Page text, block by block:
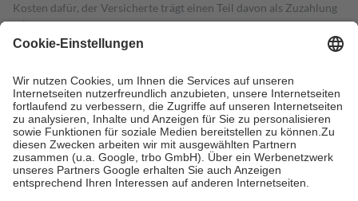
Kosten dafür, der Versicherte trägt einen Teil davon als Zuzahlung
mit.
Grundsätzlich leisten Mitglieder Zuzahlungen in Höhe von zehn
höchstens zehn Euro.
Es sind jedoch nie mehr als die tatsächlichen
Kosten der Leistung zu entrichten.
Diese Regeln gelten grundsätzlich auch für Online-Apotheken.
Bei Heilmitteln und häuslicher Krankenpflege beträgt die
Zuzahlung zehn Prozent der Kosten sowie zehn Euro je
Verordnung.
Um das Engagement der Versicherten für ihre eigene Gesundheit zu
stärken und die besondere Stellung der Familie zu unterstützen,